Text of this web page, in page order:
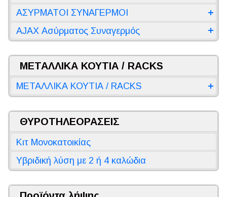
ΑΣΥΡΜΑΤΟΙ ΣΥΝΑΓΕΡΜΟΙ
AJAX Ασύρματος Συναγερμός
ΜΕΤΑΛΛΙΚΑ ΚΟΥΤΙΑ / RACKS
ΜΕΤΑΛΛΙΚΑ ΚΟΥΤΙΑ / RACKS
ΘΥΡΟΤΗΛΕΟΡΑΣΕΙΣ
Κιτ Μονοκατοικίας
Υβριδική λύση με 2 ή 4 καλώδια